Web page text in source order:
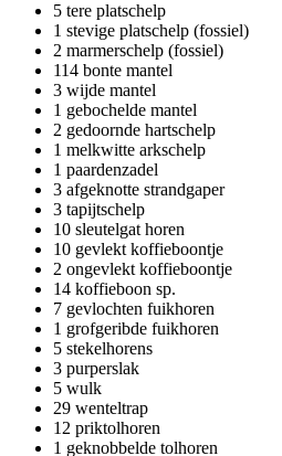
5 tere platschelp
1 stevige platschelp (fossiel)
2 marmerschelp (fossiel)
114 bonte mantel
3 wijde mantel
1 gebochelde mantel
2 gedoornde hartschelp
1 melkwitte arkschelp
1 paardenzadel
3 afgeknotte strandgaper
3 tapijtschelp
10 sleutelgat horen
10 gevlekt koffieboontje
2 ongevlekt koffieboontje
14 koffieboon sp.
7 gevlochten fuikhoren
1 grofgeribde fuikhoren
5 stekelhorens
3 purperslak
5 wulk
29 wenteltrap
12 priktolhoren
1 geknobbelde tolhoren